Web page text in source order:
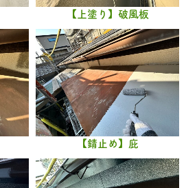
【上塗り】破風板
【錆止め】庇